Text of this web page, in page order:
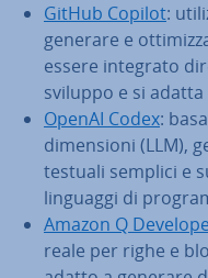
GitHub Copilot:
generare e
essere integrato
sviluppo e si adatta
OpenAI Codex:
di­men­sio­ni (LLM),
testuali semplici e
linguaggi di
Amazon Q
reale per righe e